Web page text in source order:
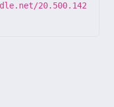
20.500.142